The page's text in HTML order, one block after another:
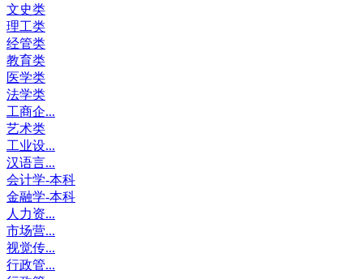
文史类
理工类
经管类
教育类
医学类
法学类
工商企...
艺术类
工业设...
汉语言...
会计学-本科
金融学-本科
人力资...
市场营...
视觉传...
行政管...